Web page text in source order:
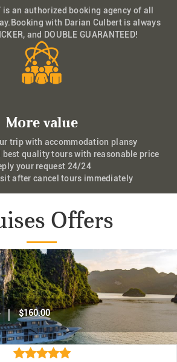
is an authorized booking agency of all
with Darian Culbert is always
and DOUBLE GUARANTEED!
More value
trip with accommodation plansy
best quality tours with reasonable price
your request 24/24
after cancel tours immediately
Offers
| $160.00